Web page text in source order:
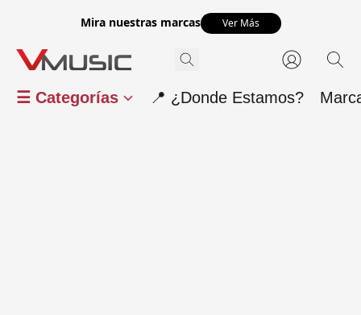
Mira nuestras marcas Ver Más
☰ Categorías 📍 ¿Donde Estamos?